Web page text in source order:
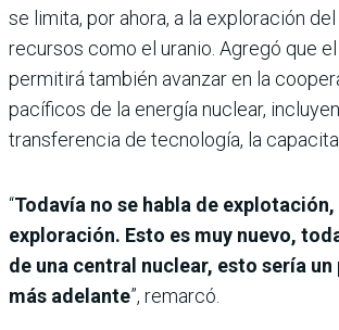
se limita, por ahora, a la exploración
recursos como el uranio. Agregó que
permitirá también avanzar en la
pacíficos de la energía nuclear,
transferencia de tecnología, la
“Todavía no se habla de explotación,
exploración. Esto es muy nuevo,
de una central nuclear, esto sería un
más adelante”, remarcó.